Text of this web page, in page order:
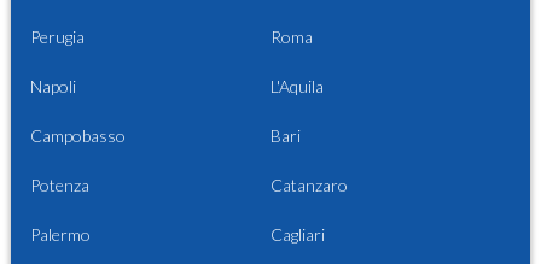
Perugia Roma
Napoli L'Aquila
Campobasso Bari
Potenza Catanzaro
Palermo Cagliari